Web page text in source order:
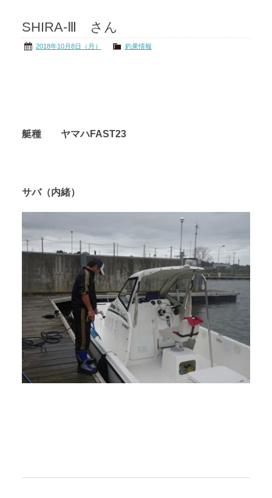
茨城の海
SHIRA-Ⅲ さん
2018年10月8日（月） 釣果情報
艇種 ヤマハFAST23
サバ（内緒）